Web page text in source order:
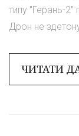
типу "Герань-2"
Дрон не
ЧИТАТИ